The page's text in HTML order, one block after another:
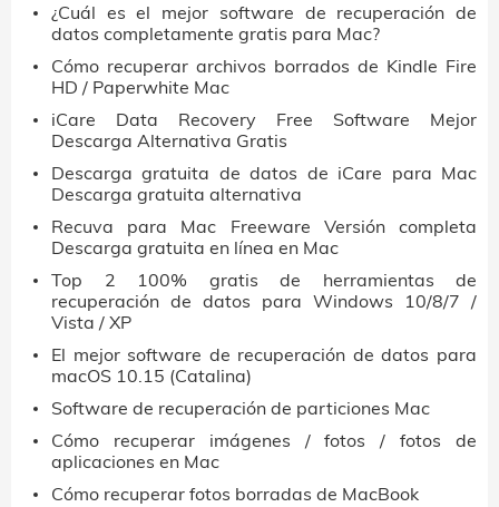
¿Cuál es el mejor software de recuperación de
datos completamente gratis para Mac?
Cómo recuperar archivos borrados de Kindle Fire
HD / Paperwhite Mac
iCare Data Recovery Free Software Mejor
Descarga Alternativa Gratis
Descarga gratuita de datos de iCare para Mac
Descarga gratuita alternativa
Recuva para Mac Freeware Versión completa
Descarga gratuita en línea en Mac
Top 2 100% gratis de herramientas de
recuperación de datos para Windows 10/8/7 /
Vista / XP
El mejor software de recuperación de datos para
macOS 10.15 (Catalina)
Software de recuperación de particiones Mac
Cómo recuperar imágenes / fotos / fotos de
aplicaciones en Mac
Cómo recuperar fotos borradas de MacBook